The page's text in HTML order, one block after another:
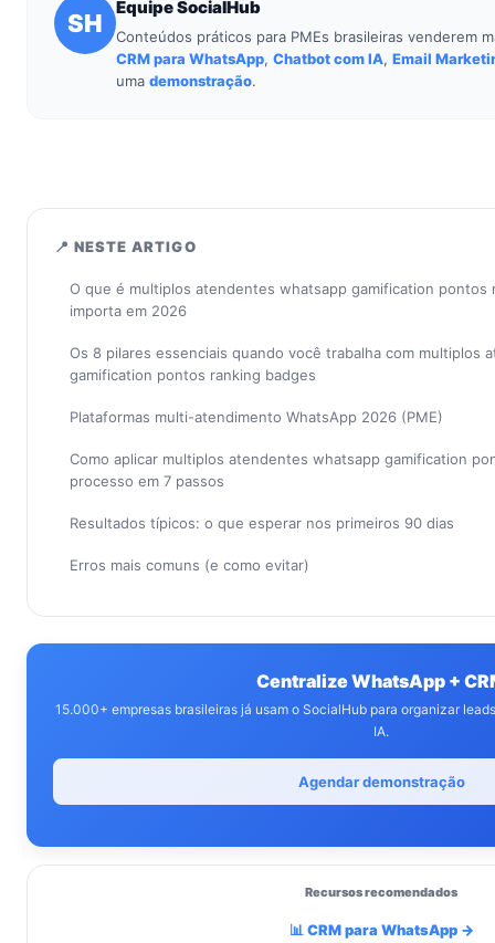
SH
Equipe SocialHub
Conteúdos práticos para PMEs brasileiras venderem
CRM para WhatsApp, Chatbot com IA, Email
uma demonstração.
📍 NESTE ARTIGO
O que é multiplos atendentes whatsapp gamification pontos
importa em 2026
Os 8 pilares essenciais quando você trabalha com multiplos
gamification pontos ranking badges
Plataformas multi-atendimento WhatsApp 2026 (PME)
Como aplicar multiplos atendentes whatsapp gamification
processo em 7 passos
Resultados típicos: o que esperar nos primeiros 90 dias
Erros mais comuns (e como evitar)
Centralize WhatsApp +
15.000+ empresas brasileiras já usam o SocialHub para organizar
IA.
Agendar demonstração
Recursos recomendados
📊 CRM para WhatsApp →